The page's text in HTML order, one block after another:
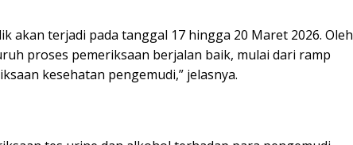
akan terjadi pada tanggal 17 hingga 20 Maret 2026. Oleh
proses pemeriksaan berjalan baik, mulai dari ramp
kesehatan pengemudi,” jelasnya.